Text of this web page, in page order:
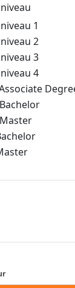
1
2
3
4